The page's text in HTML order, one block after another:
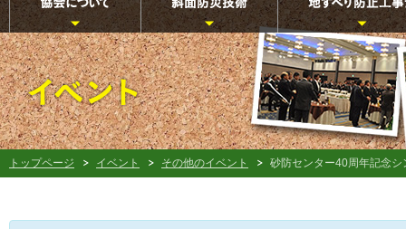
トップページ イベント その他のイベント 砂防センター40周年記念シ